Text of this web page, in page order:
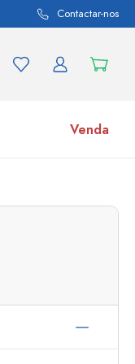
Contactar-nos
Venda